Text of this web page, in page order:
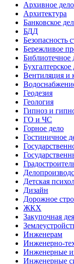
Архивное дело
Архитектура
Банковское
БДД
Безопасность
Бережливое
Библиотечное
Бухгалтерское
Вентиляция и
Геодезия
Геология
Гипноз и
ГО и ЧС
Горное дело
Гостиничное
Детская
Дизайн
Дорожное
ЖКХ
Закупочная
Инженерам
Инженерно-
Инженерные
Инженерные